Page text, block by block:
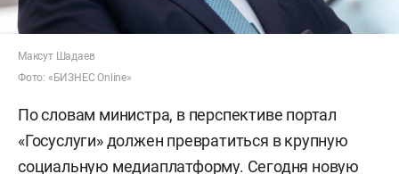
Максут Шадаев
Фото: «БИЗНЕС Online»
По словам министра, в перспективе портал
«Госуслуги» должен превратиться в крупную
социальную медиаплатформу. Сегодня новую